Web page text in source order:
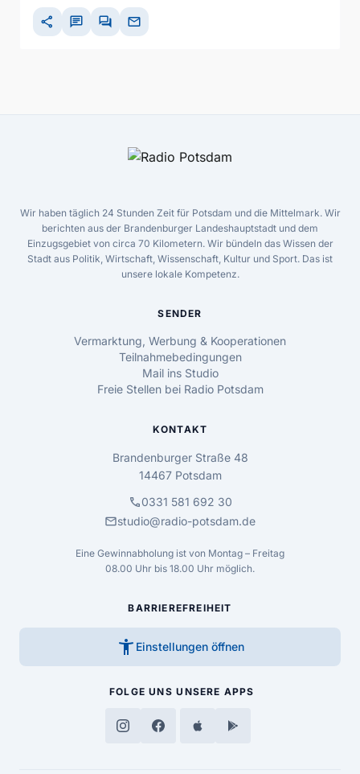
share chat forum mail
Wir haben täglich 24 Stunden Zeit für Potsdam und die Mittelmark. Wir
berichten aus der Brandenburger Landeshauptstadt und dem
Einzugsgebiet von circa 70 Kilometern. Wir bündeln das Wissen der
Stadt aus Politik, Wirtschaft, Wissenschaft, Kultur und Sport. Das ist
unsere lokale Kompetenz.
SENDER
Vermarktung, Werbung & Kooperationen
Teilnahmebedingungen
Mail ins Studio
Freie Stellen bei Radio Potsdam
KONTAKT
Brandenburger Straße 48
14467 Potsdam
call0331 581 692 30
mailstudio@radio-potsdam.de
Eine Gewinnabholung ist von Montag – Freitag
08.00 Uhr bis 18.00 Uhr möglich.
BARRIEREFREIHEIT
accessibility_new Einstellungen öffnen
FOLGE UNS UNSERE APPS